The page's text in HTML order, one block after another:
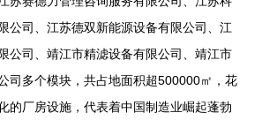
公司、江苏德双新能源设备有限公司、江
公司、靖江市精滤设备有限公司、靖江市
司多个模块，共占地面积超500000㎡，花
的厂房设施，代表着中国制造业崛起蓬勃